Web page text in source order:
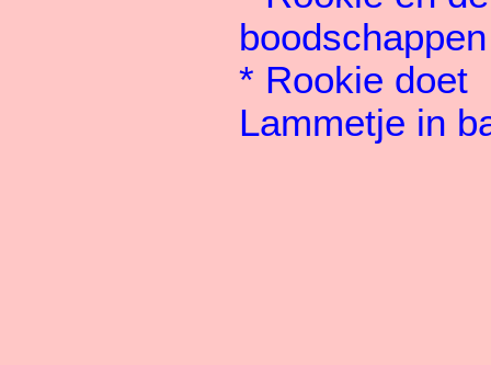
boodschappen
* Rookie doet
Lammetje in